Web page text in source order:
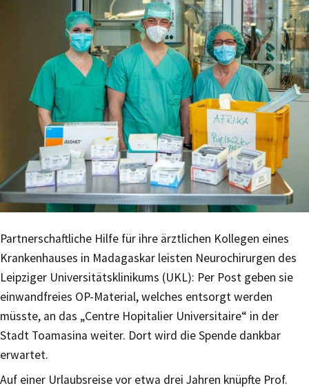
Partnerschaftliche Hilfe für ihre ärztlichen Kollegen eines
Krankenhauses in Madagaskar leisten Neurochirurgen des
Leipziger Universitätsklinikums (UKL): Per Post geben sie
einwandfreies OP-Material, welches entsorgt werden
müsste, an das „Centre Hopitalier Universitaire“ in der
Stadt Toamasina weiter. Dort wird die Spende dankbar
erwartet.
Auf einer Urlaubsreise vor etwa drei Jahren knüpfte Prof.